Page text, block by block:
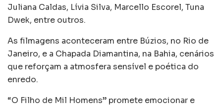
Juliana Caldas, Lívia Silva, Marcello Escorel, Tuna
Dwek, entre outros.
As filmagens aconteceram entre Búzios, no Rio de
Janeiro, e a Chapada Diamantina, na Bahia, cenários
que reforçam a atmosfera sensível e poética do
enredo.
“O Filho de Mil Homens” promete emocionar e